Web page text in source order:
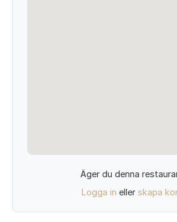
Äger du denna
Logga in eller skapa